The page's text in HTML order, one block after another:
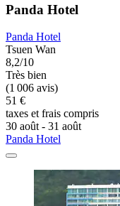
Panda Hotel
Panda Hotel
Tsuen Wan
8,2/10
Très bien
(1 006 avis)
51 €
taxes et frais compris
30 août - 31 août
Panda Hotel